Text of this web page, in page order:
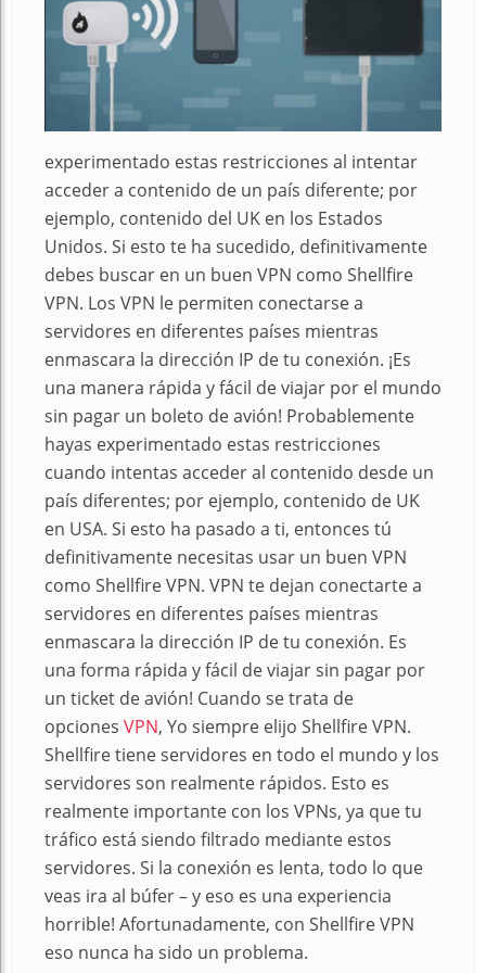
experimentado estas restricciones al intentar
acceder a contenido de un país diferente; por
ejemplo, contenido del UK en los Estados
Unidos. Si esto te ha sucedido, definitivamente
debes buscar en un buen VPN como Shellfire
VPN. Los VPN le permiten conectarse a
servidores en diferentes países mientras
enmascara la dirección IP de tu conexión. ¡Es
una manera rápida y fácil de viajar por el mundo
sin pagar un boleto de avión! Probablemente
hayas experimentado estas restricciones
cuando intentas acceder al contenido desde un
país diferentes; por ejemplo, contenido de UK
en USA. Si esto ha pasado a ti, entonces tú
definitivamente necesitas usar un buen VPN
como Shellfire VPN. VPN te dejan conectarte a
servidores en diferentes países mientras
enmascara la dirección IP de tu conexión. Es
una forma rápida y fácil de viajar sin pagar por
un ticket de avión! Cuando se trata de
opciones VPN, Yo siempre elijo Shellfire VPN.
Shellfire tiene servidores en todo el mundo y los
servidores son realmente rápidos. Esto es
realmente importante con los VPNs, ya que tu
tráfico está siendo filtrado mediante estos
servidores. Si la conexión es lenta, todo lo que
veas ira al búfer – y eso es una experiencia
horrible! Afortunadamente, con Shellfire VPN
eso nunca ha sido un problema.